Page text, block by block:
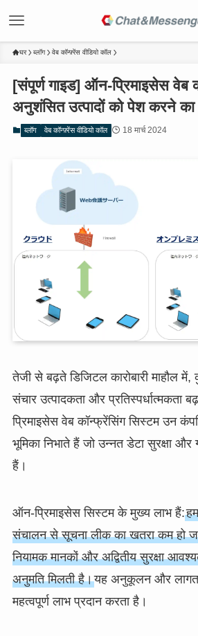
घर ब्लॉग वेब कॉन्फ़्रेंस वीडियो कॉल
[संपूर्ण गाइड] ऑन-प्रिमाइसेस वेब
अनुशंसित उत्पादों को पेश करने का
ब्लॉग वेब कॉन्फ़्रेंस वीडियो कॉल 18 मार्च 2024
तेजी से बढ़ते डिजिटल कारोबारी माहौल
संचार उत्पादकता और प्रतिस्पर्धात्मकता
प्रिमाइसेस वेब कॉन्फ्रेंसिंग सिस्टम उन
भूमिका निभाते हैं जो उन्नत डेटा सुरक्षा और
हैं।
ऑन-प्रिमाइसेस सिस्टम के मुख्य लाभ हैं:
संचालन से सूचना लीक का खतरा कम हो
नियामक मानकों और अद्वितीय सुरक्षा
अनुमति मिलती है।यह अनुकूलन और लागत
महत्वपूर्ण लाभ प्रदान करता है।